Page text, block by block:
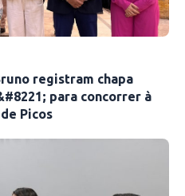
registram chapa
para concorrer à
Picos